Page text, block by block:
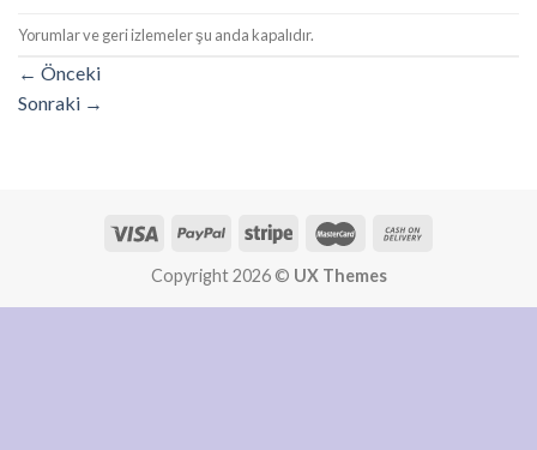
Yorumlar ve geri izlemeler şu anda kapalıdır.
← Önceki
Sonraki →
Copyright 2026 © UX Themes